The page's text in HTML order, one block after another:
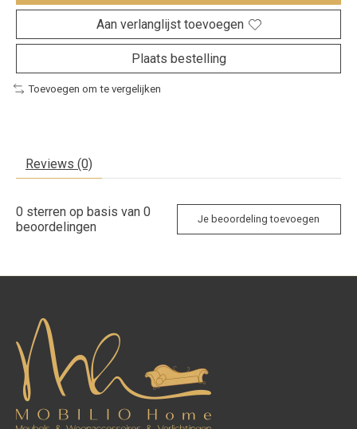
Aan verlanglijst toevoegen
Plaats bestelling
Toevoegen om te vergelijken
Reviews (0)
0 sterren op basis van 0
beoordelingen
Je beoordeling toevoegen